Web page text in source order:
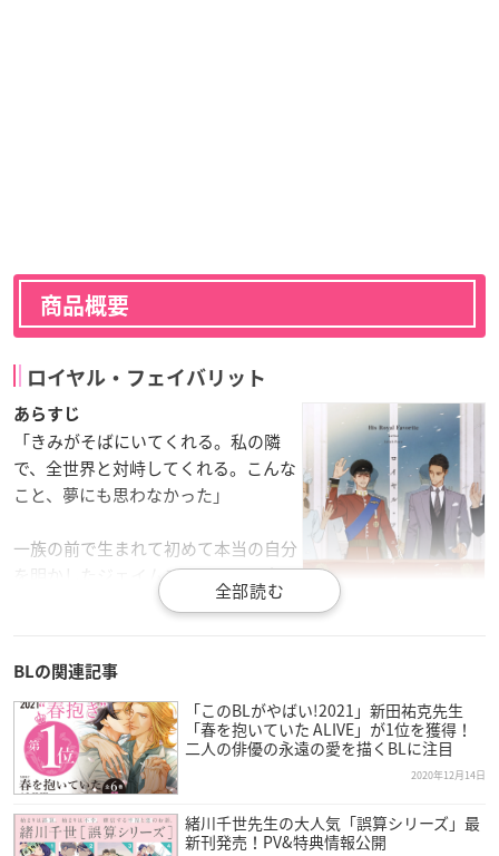
商品概要
ロイヤル・フェイバリット
あらすじ
「きみがそばにいてくれる。私の隣
で、全世界と対峙してくれる。こんな
こと、夢にも思わなかった」
一族の前で生まれて初めて本当の自分
を明かしたジェイムスは、国民に向け
てカミングアウトする。
すべてが思いがけない方向に進んでい
くことに戸惑いながらも、ジェイムスとの信頼を深めてゆく。
叔父の企み、かつての交際相手の存在、教会との関係——
さまざまな困難を乗り越え、ジェイムスは王位を継ぐことがで
きるのか!?
著者紹介：ライラ・ペース Lilah Pace
BLの関連記事
「このBLがやばい!2021」新田祐克先生
「春を抱いていた ALIVE」が1位を獲得！
二人の俳優の永遠の愛を描くBLに注目
2020年12月14日
緒川千世先生の大人気「誤算シリーズ」最
新刊発売！PV&特典情報公開